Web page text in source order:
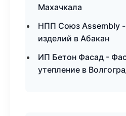
Махачкала
НПП Союз Assembly -
изделий в Абакан
ИП Бетон Фасад -
утепление в